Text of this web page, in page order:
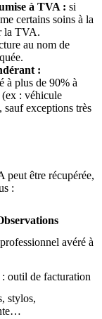
à TVA : si
certains soins à la
la TVA.
au nom de
:
à plus de 90% à
(ex : véhicule
sauf exceptions très
peut être récupérée,
:
avéré à
outil de facturation
stylos,